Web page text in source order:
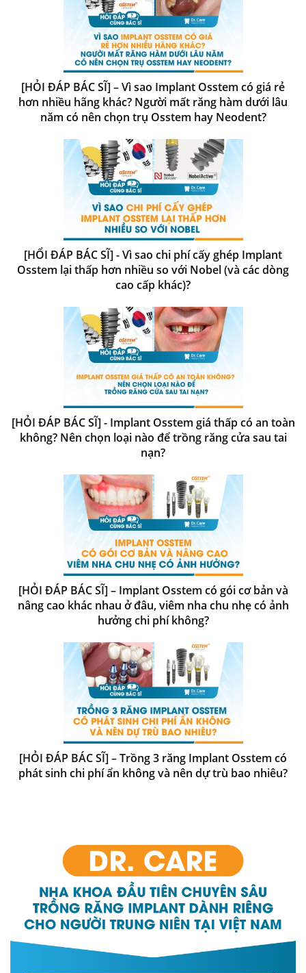
[HỎI ĐÁP BÁC SĨ] – Vì sao Implant Osstem có giá rẻ
hơn nhiều hãng khác? Người mất răng hàm dưới lâu
năm có nên chọn trụ Osstem hay Neodent?
[HỔI ĐÁP BÁC SĨ] - Vì sao chi phí cấy ghép Implant
Osstem lại thấp hơn nhiều so với Nobel (và các dòng
cao cấp khác)?
[HỎI ĐÁP BÁC SĨ] - Implant Osstem giá thấp có an toàn
không? Nên chọn loại nào để trồng răng cửa sau tai
nạn?
[HỎI ĐÁP BÁC SĨ] – Implant Osstem có gói cơ bản và
nâng cao khác nhau ở đâu, viêm nha chu nhẹ có ảnh
hưởng chi phí không?
[HỎI ĐÁP BÁC SĨ] – Trồng 3 răng Implant Osstem có
phát sinh chi phí ẩn không và nên dự trù bao nhiêu?